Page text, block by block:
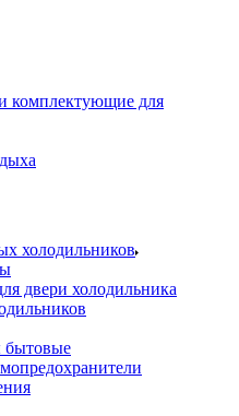
комплектующие для
холодильников
двери холодильника
бытовые